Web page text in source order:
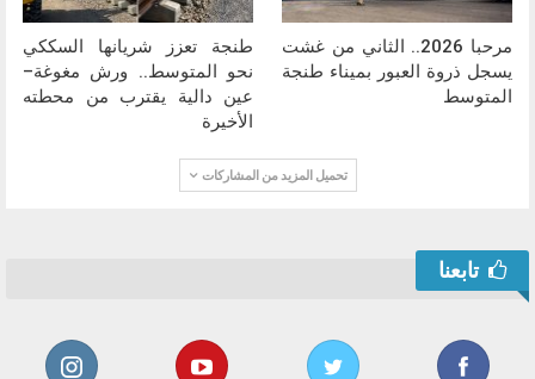
مرحبا 2026.. الثاني من غشت
يسجل ذروة العبور بميناء طنجة
المتوسط
طنجة تعزز شريانها السككي
نحو المتوسط.. ورش مغوغة–
عين دالية يقترب من محطته
الأخيرة
تحميل المزيد من المشاركات
تابعنا